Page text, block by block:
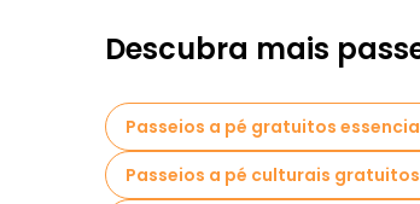
Descubra mais
Passeios a pé gratuitos
Passeios a pé culturais